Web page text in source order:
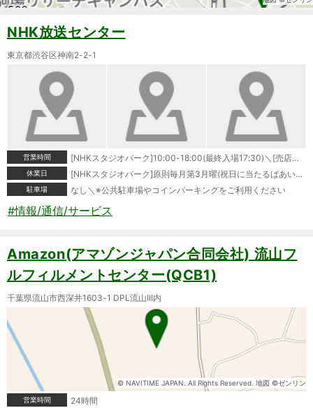
NHK放送センター
東京都渋谷区神南2-2-1
営業時間 [NHKスタジオパーク]10:00-18:00(最終入場17:30)＼[売店・レストラン]10:00-18:30＼[番組公開ライブラリー]10:00-17:50＼[NHKハートプラザ]9:00-18:00
休業日 [NHKスタジオパーク]原則毎月第3月曜(祝日に当たるばあいは翌日)、その他不定休＼[売店・レストラン]原則毎月第3月曜(祝日に当たるばあいは翌日)、その他不定休＼[番組公開ライブラリー]年末年始＼[NHKハートプラザ]年末年始
駐車場 なし＼※公共駐車場やコインパーキングをご利用ください
#情報/通信/サービス
Amazon(アマゾンジャパン合同会社) 流山フ
ルフィルメントセンター(QCB1)
千葉県流山市西深井1603-1 DPL流山III内
© NAVITIME JAPAN. All Rights Reserved. 地図 ©ゼンリン
営業時間
24時間